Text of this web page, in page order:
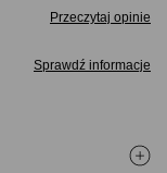
Przeczytaj opinie
Sprawdź informacje